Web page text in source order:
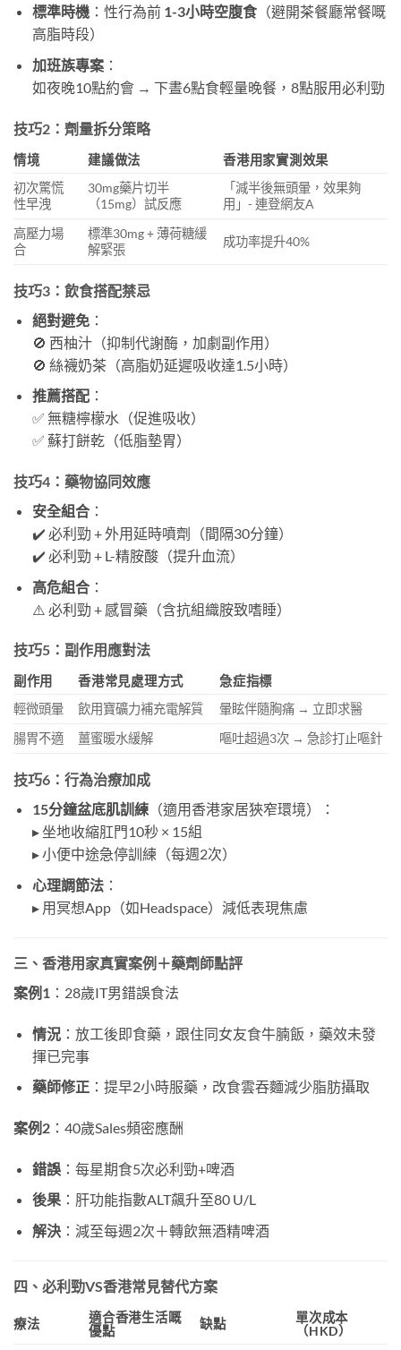
標準時機：性行為前 1-3小時空腹食（避開茶餐廳常餐嘅
高脂時段）
加班族專案：
如夜晚10點約會 → 下晝6點食輕量晚餐，8點服用必利勁
技巧2：劑量拆分策略
情境 建議做法
香港用家實測效果
初次驚慌
性早洩
30mg藥片切半
（15mg）試反應
「減半後無頭暈，效果夠
用」- 連登網友A
高壓力場
合
標準30mg + 薄荷糖緩
解緊張
成功率提升40%
技巧3：飲食搭配禁忌
絕對避免：
🚫 西柚汁（抑制代謝酶，加劇副作用）
🚫 絲襪奶茶（高脂奶延遲吸收達1.5小時）
推薦搭配：
✅ 無糖檸檬水（促進吸收）
✅ 蘇打餅乾（低脂墊胃）
技巧4：藥物協同效應
安全組合：
✔️ 必利勁 + 外用延時噴劑（間隔30分鐘）
✔️ 必利勁 + L-精胺酸（提升血流）
高危組合：
⚠️ 必利勁 + 感冒藥（含抗組織胺致嗜睡）
技巧5：副作用應對法
副作用 香港常見處理方式
急症指標
輕微頭暈
飲用寶礦力補充電解質
暈眩伴隨胸痛 → 立即求醫
腸胃不適
薑蜜暖水緩解 嘔吐超過3次 → 急診打止嘔針
技巧6：行為治療加成
15分鐘盆底肌訓練（適用香港家居狹窄環境）：
▸ 坐地收縮肛門10秒 × 15組
▸ 小便中途急停訓練（每週2次）
心理調節法：
▸ 用冥想App（如Headspace）減低表現焦慮
三、香港用家真實案例＋藥劑師點評
案例1 ：28歲IT男錯誤食法
情況 ：放工後即食藥，跟住同女友食牛腩飯，藥效未發
揮已完事
藥師修正：提早2小時服藥，改食雲吞麵減少脂肪攝取
案例2 ：40歲Sales頻密應酬
錯誤：每星期食5次必利勁+啤酒
後果：肝功能指數ALT飆升至80 U/L
解決：減至每週2次＋轉飲無酒精啤酒
四、必利勁VS香港常見替代方案
療法
適合香港生活嘅
優點
缺點
單次成本
（HKD）